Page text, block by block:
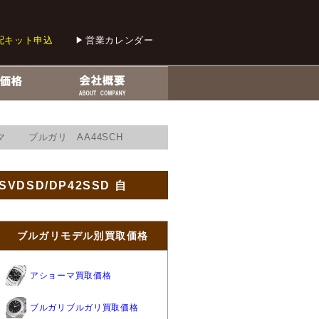
キット申込 営業カレンダー
マ ブルガリ AA44SCH
DP42SSD 自
ブルガリモデル別買取価格
アショーマ買取価格
ブルガリブルガリ買取価格